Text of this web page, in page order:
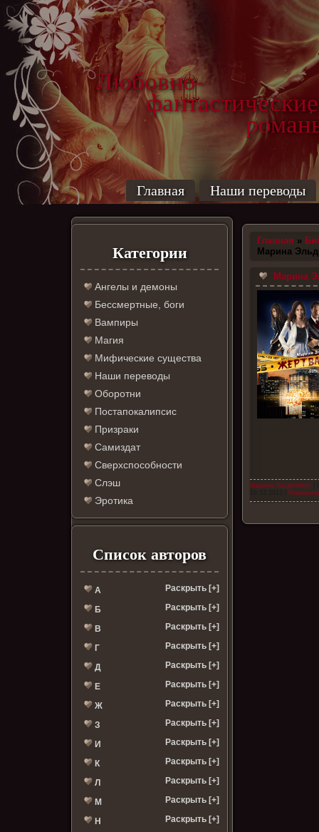
Любовно-
фантастические
Главная Наши переводы
Категории
Ангелы и демоны
Бессмертные, боги
Вампиры
Магия
Мифические существа
Наши переводы
Оборотни
Постапокалипсис
Призраки
Самиздат
Сверхспособности
Слэш
Эротика
Список авторов
А Раскрыть [+]
Б Раскрыть [+]
В Раскрыть [+]
Г Раскрыть [+]
Д Раскрыть [+]
Е Раскрыть [+]
Ж Раскрыть [+]
З Раскрыть [+]
И Раскрыть [+]
К Раскрыть [+]
Л Раскрыть [+]
М Раскрыть [+]
Н Раскрыть [+]
Главная »
Марина
Марина
Марина Эльденберт